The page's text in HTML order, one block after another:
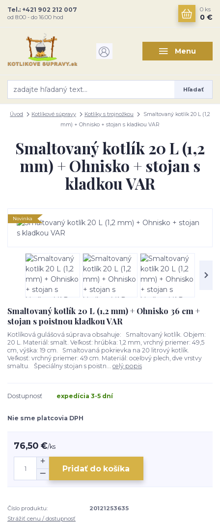
Menu
Hľadať
Tel.: +421 902 212 007
od 8:00 - do 16:00 hod
0 ks
0 €
Úvod Kotlíkové súpravy Kotlíky s trojnožkou
Smaltovaný kotlík 20 L (1,2
mm) + Ohnisko + stojan s kladkou VAR
Smaltovaný kotlík 20 L (1,2
mm) + Ohnisko + stojan s
kladkou VAR
Novinka
Smaltovaný kotlík 20 L (1,2 mm) + Ohnisko 36 cm +
stojan s poistnou kladkou VAR
Kotlíková gulášová súprava obsahuje: Smaltovaný kotlík. Objem:
20 L. Materiál: smalt. Veľkosť: hrúbka: 1,2 mm, vrchný priemer: 49,5
cm, výška: 19 cm. Smaltovaná pokrievka na 20 litrový kotlík.
Veľkosť: vrchný priemer: 49 cm. Materiál: oceľový plech, dve vrstvy
smaltu. Špeciálny stojan s poistn... celý popis
Dostupnosť expedícia 3-5 dní
Nie sme platcovia DPH
76,50 €/ks
Pridať do košíka
Číslo produktu:
20121253635
Strážiť cenu / dostupnosť